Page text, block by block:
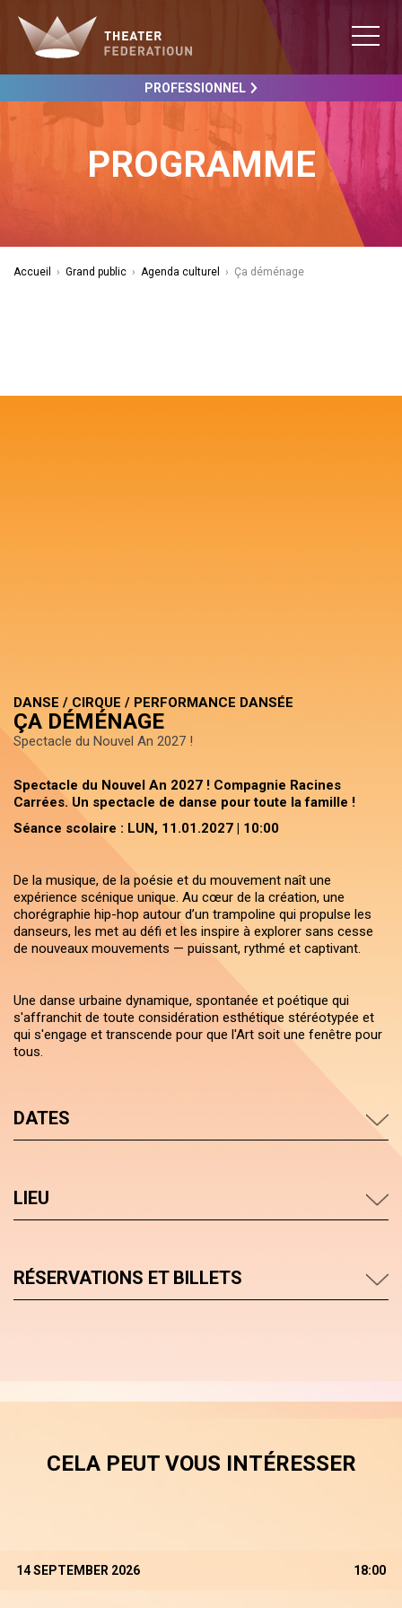
PROFESSIONNEL
PROGRAMME
Accueil › Grand public › Agenda culturel › Ça déménage
DANSE / CIRQUE / PERFORMANCE DANSÉE
ÇA DÉMÉNAGE
Spectacle du Nouvel An 2027 !
Spectacle du Nouvel An 2027 ! Compagnie Racines
Carrées. Un spectacle de danse pour toute la famille !
Séance scolaire : LUN, 11.01.2027 | 10:00
De la musique, de la poésie et du mouvement naît une
expérience scénique unique. Au cœur de la création, une
chorégraphie hip-hop autour d’un trampoline qui propulse les
danseurs, les met au défi et les inspire à explorer sans cesse
de nouveaux mouvements — puissant, rythmé et captivant.
Une danse urbaine dynamique, spontanée et poétique qui
s'affranchit de toute considération esthétique stéréotypée et
qui s'engage et transcende pour que l'Art soit une fenêtre pour
tous.
DATES
LIEU
RÉSERVATIONS ET BILLETS
CELA PEUT VOUS INTÉRESSER
14 SEPTEMBER 2026 18:00